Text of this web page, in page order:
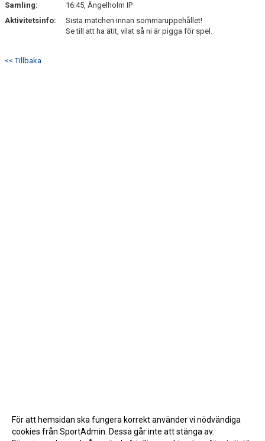
Samling:
16:45, Ängelholm IP
Aktivitetsinfo:
Sista matchen innan sommaruppehållet!
Se till att ha ätit, vilat så ni är pigga för spel.
<< Tillbaka
För att hemsidan ska fungera korrekt använder vi nödvändiga
cookies från SportAdmin. Dessa går inte att stänga av.